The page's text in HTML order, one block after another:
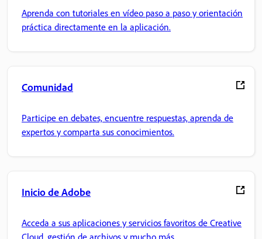
Aprenda con tutoriales en vídeo paso a paso y orientación
práctica directamente en la aplicación.
Comunidad
Participe en debates, encuentre respuestas, aprenda de
expertos y comparta sus conocimientos.
Inicio de Adobe
Acceda a sus aplicaciones y servicios favoritos de Creative
Cloud, gestión de archivos y mucho más.